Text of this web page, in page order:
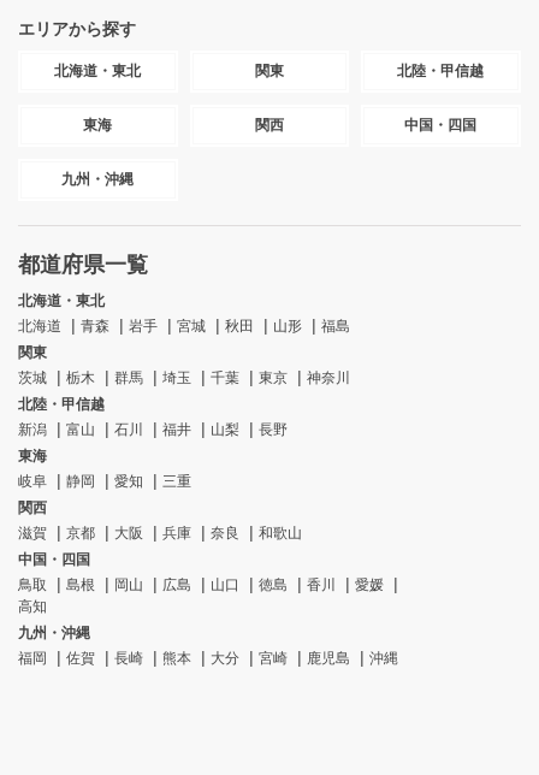
エリアから探す
北海道・東北 関東 北陸・甲信越
東海 関西 中国・四国
九州・沖縄
都道府県一覧
北海道・東北
北海道
青森 岩手 宮城 秋田 山形
福島
関東
茨城
栃木 群馬 埼玉 千葉 東京
神奈川
北陸・甲信越
新潟
富山 石川 福井 山梨
長野
東海
岐阜
静岡 愛知
三重
関西
滋賀
京都 大阪 兵庫 奈良
和歌山
中国・四国
鳥取
島根 岡山 広島 山口 徳島 香川
愛媛
高知
九州・沖縄
福岡
佐賀 長崎 熊本 大分 宮崎 鹿児島 沖縄